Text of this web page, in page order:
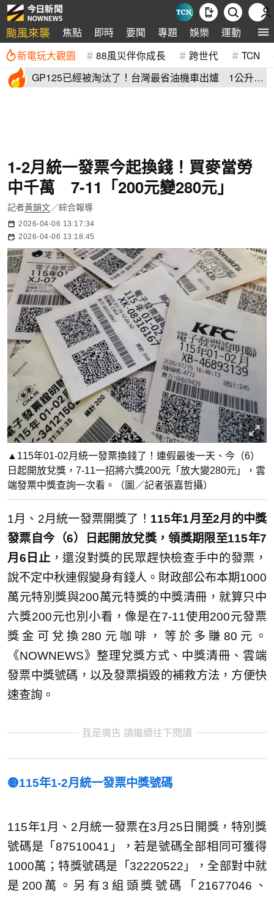
颱風來襲 焦點 即時 要聞 專題 娛樂 運動 全球
新電玩大觀園 88風災伴你成長 跨世代 TCN
GP125已經被淘汰了！台灣最省油機車出爐 1公升油
1-2月統一發票今起換錢！買麥當勞
中千萬 7-11「200元變280元」
記者黃韻文／綜合報導
2026-04-06 13:17:34
2026-04-06 13:18:45
▲115年01-02月統一發票換錢了！連假最後一天、今（6）
日起開放兌獎，7-11一招將六獎200元「放大變280元」，雲
端發票中獎查詢一次看。（圖／記者張嘉哲攝）
1月、2月統一發票開獎了！ 115年1月至2月的中獎
發票自今（6）日起開放兌獎，領獎期限至115年7
月6日止 ，還沒對獎的民眾趕快檢查手中的發票，
說不定中秋連假變身有錢人。財政部公布本期1000
萬元特別獎與200萬元特獎的中獎清冊，就算只中
六獎200元也別小看，像是在7-11使用200元發票
獎金可兌換280元咖啡，等於多賺80元。
《NOWNEWS》整理兌獎方式、中獎清冊、雲端
發票中獎號碼，以及發票損毀的補救方法，方便快
速查詢。
我是廣告 請繼續往下閱讀
🟡115年1-2月統一發票中獎號碼
115年1月、2月統一發票在3月25日開獎，特別獎
號碼是「87510041」，若是號碼全部相同可獲得
1000萬；特獎號碼是「32220522」，全部對中就
是200萬。另有3組頭獎號碼「21677046、